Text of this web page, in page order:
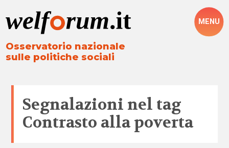
Osservatorio nazionale
sulle politiche sociali
MENU
Segnalazioni nel tag
Contrasto alla poverta